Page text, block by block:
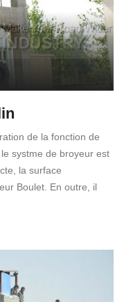
de la fonction de
systme de broyeur est
la surface
Boulet. En outre, il